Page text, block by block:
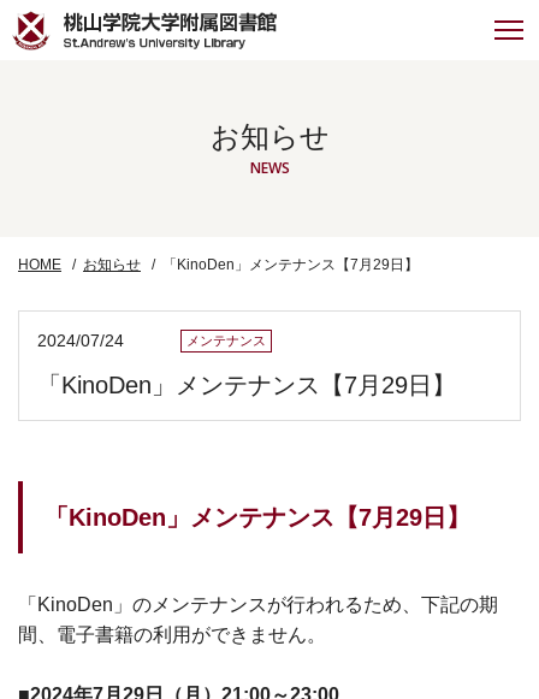
お知らせ
NEWS
HOME お知らせ 「KinoDen」メンテナンス【7月29日】
2024/07/24 メンテナンス
「KinoDen」メンテナンス【7月29日】
「KinoDen」メンテナンス【7月29日】
「 KinoDen 」のメンテナンスが行われるため、下記の期
間、電子書籍の利用ができません。
■2024年7月29日（月）21:00～23:00